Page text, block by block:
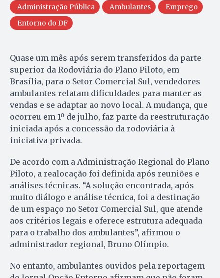
Administração Pública Ambulantes
Emprego
Entorno do DF
Quase um mês após serem transferidos da parte
superior da Rodoviária do Plano Piloto, em
Brasília, para o Setor Comercial Sul, vendedores
ambulantes relatam dificuldades para manter as
vendas e se adaptar ao novo local. A mudança, que
ocorreu em 1º de julho, faz parte da reestruturação
iniciada após a concessão da rodoviária à
iniciativa privada.
De acordo com a Administração Regional do Plano
Piloto, a realocação foi definida após reuniões e
análises técnicas. “A solução encontrada, após
muito diálogo e análise técnica, foi a destinação
de um espaço no Setor Comercial Sul, que atende
aos critérios legais e oferece estrutura adequada
para o trabalho dos ambulantes”, afirmou o
administrador regional, Bruno Olímpio.
No entanto, ambulantes ouvidos pela reportagem